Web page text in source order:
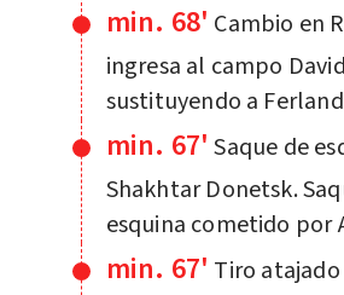
min. 68' Cambio en
ingresa al campo
sustituyendo a
min. 67' Saque de
Shakhtar Donetsk.
esquina cometido por
min. 67' Tiro